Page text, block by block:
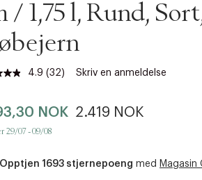
/ 1,75 l, Rund,
4.9 Les
Samme
(32) Skriv en anmeldelse
NOK 2.419 NOK
29/07 - 09/08
Opptjen 1693 stjernepoeng med Magasin